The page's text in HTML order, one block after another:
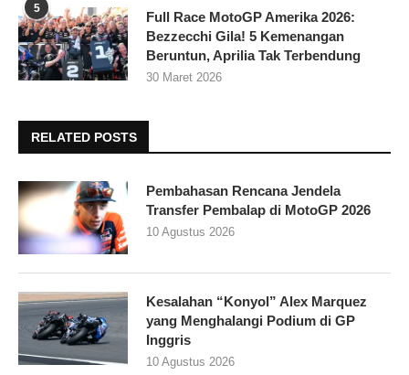
5
Full Race MotoGP Amerika 2026:
Bezzecchi Gila! 5 Kemenangan
Beruntun, Aprilia Tak Terbendung
30 Maret 2026
RELATED POSTS
Pembahasan Rencana Jendela
Transfer Pembalap di MotoGP 2026
10 Agustus 2026
Kesalahan “Konyol” Alex Marquez
yang Menghalangi Podium di GP
Inggris
10 Agustus 2026